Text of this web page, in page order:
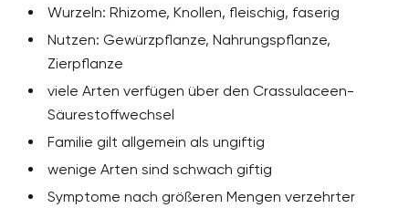
Wurzeln: Rhizome, Knollen, fleischig, faserig
Nutzen: Gewürzpflanze, Nahrungspflanze,
Zierpflanze
viele Arten verfügen über den Crassulaceen-
Säurestoffwechsel
Familie gilt allgemein als ungiftig
wenige Arten sind schwach giftig
Symptome nach größeren Mengen verzehrter